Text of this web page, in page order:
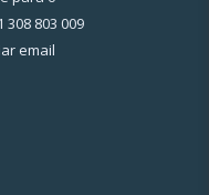
308 803 009
email